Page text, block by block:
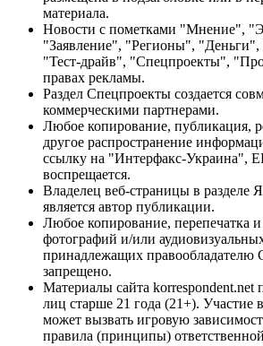
материала.
Новости с пометками "Мнение",
"Заявление", "Регионы",
"Тест-драйв", "Спецпроекты",
правах рекламы.
Раздел Спецпроекты создается
коммерческими партнерами.
Любое копирование, публикация,
другое распространение
ссылку на "Интерфакс-Украина",
воспрещается.
Владелец веб-страницы в разделе
является автор публикации.
Любое копирование, перепечатка
фотографий и/или
принадлежащих правообладателю
запрещено.
Материалы сайта korrespondent.net
лиц старше 21 года (21+). Участие
может вызвать игровую
правила (принципы)